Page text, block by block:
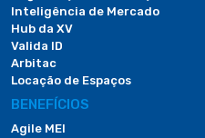
Inteligência de Mercado
Hub da XV
Valida ID
Arbitac
Locação de Espaços
BENEFÍCIOS
Agile MEI